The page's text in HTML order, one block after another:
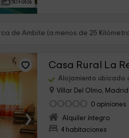
50 Fotos
de Ambite (a menos de 25
›
Casa Rural La
Alojamiento ubicado
Villar Del Olmo, Madrid
0 opiniones
Alquiler íntegro
4 habitaciones